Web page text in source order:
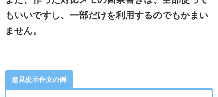
もいいですし、一部だけを利用するのでもかまい
ません。
意見提示作文の例